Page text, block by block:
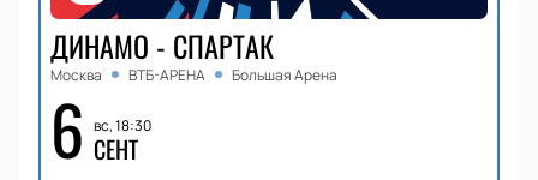
ДИНАМО - СПАРТАК
Москва ВТБ-АРЕНА Большая Арена
6 вс, 18:30
СЕНТ